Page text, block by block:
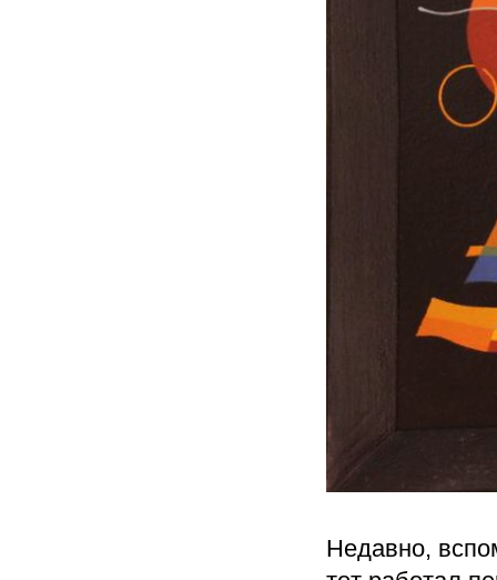
Недавно,